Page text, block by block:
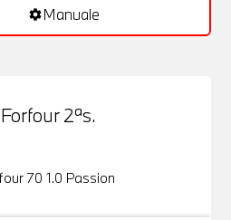
settingsManuale
Forfour 2ªs.
70 1.0 Passion